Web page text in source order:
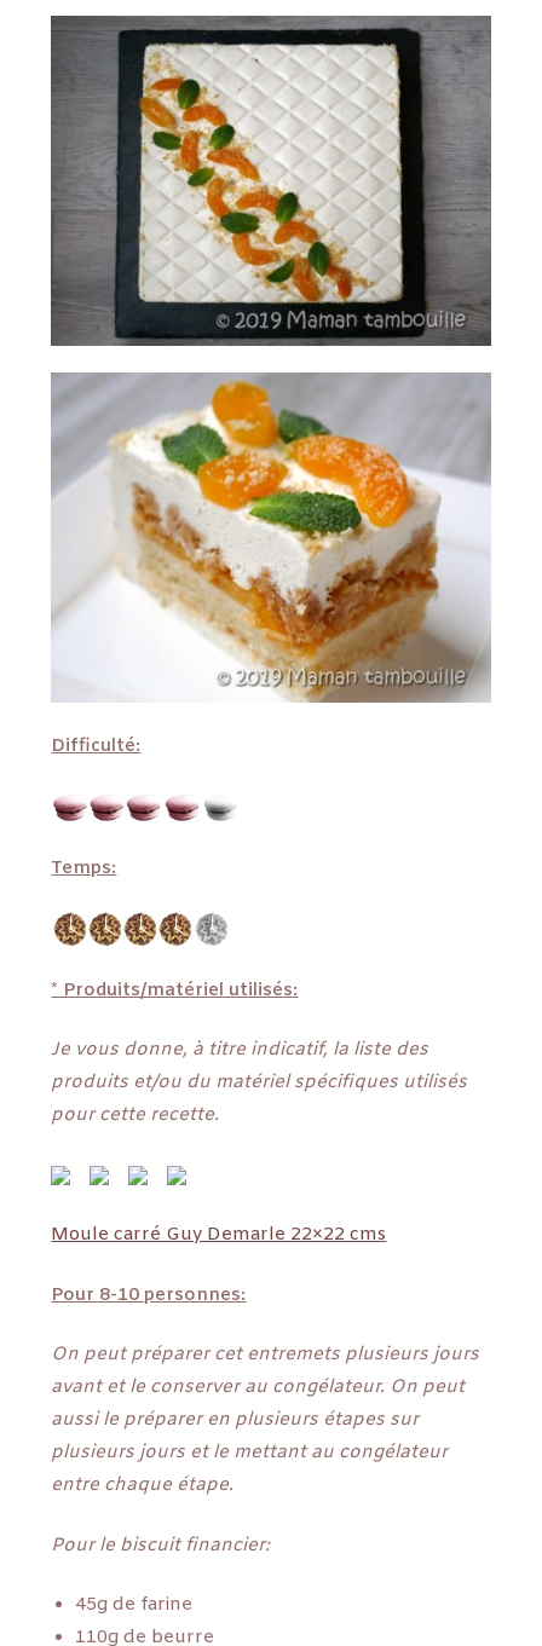
Difficulté:
Temps:
* Produits/matériel utilisés:
Je vous donne, à titre indicatif, la liste des
produits et/ou du matériel spécifiques utilisés
pour cette recette.
Moule carré Guy Demarle 22×22 cms
Pour 8-10 personnes:
On peut préparer cet entremets plusieurs jours
avant et le conserver au congélateur. On peut
aussi le préparer en plusieurs étapes sur
plusieurs jours et le mettant au congélateur
entre chaque étape.
Pour le biscuit financier:
45g de farine
110g de beurre